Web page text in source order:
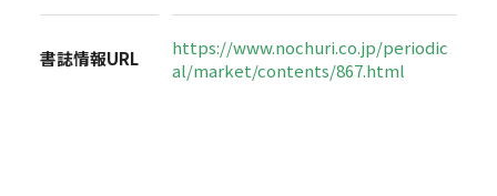
書誌情報URL
https://www.nochuri.co.jp/periodic
al/market/contents/867.html